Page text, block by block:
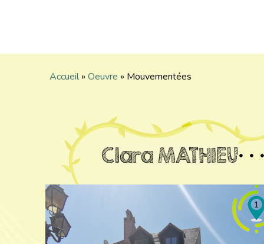
Accueil» Oeuvre » Mouvementées
Clara MATHIEU
1